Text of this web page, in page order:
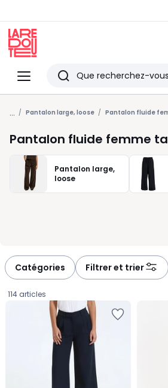
Menu
Redoute
Rechercher
Derniers
articles
vus
... Pantalon large, loose Pantalon fluide
Pantalon fluide femme
Pantalon large,
loose
Catégories Filtrer et trier
114 articles